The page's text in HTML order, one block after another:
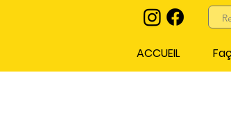
ACCUEIL